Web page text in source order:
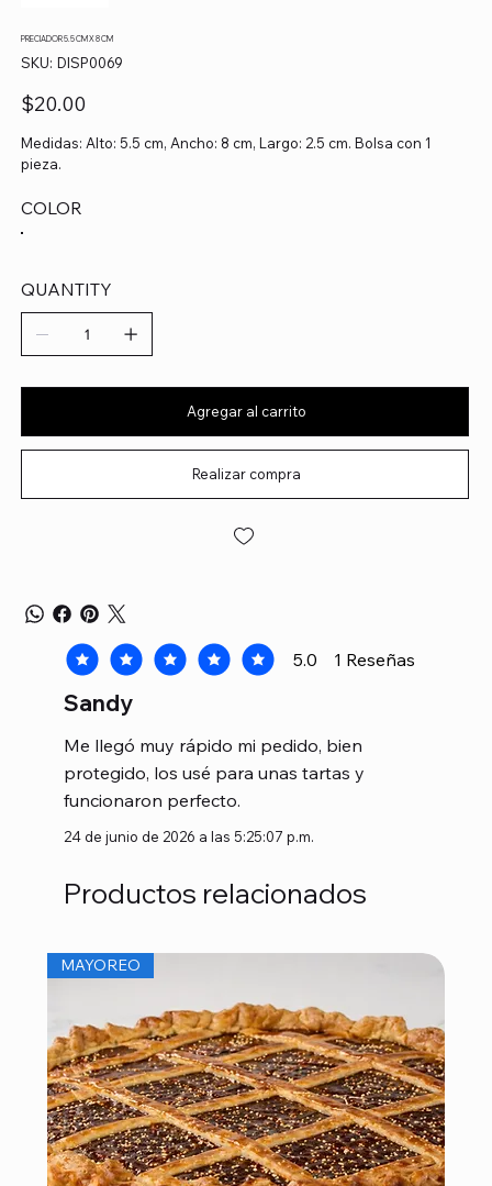
PRECIADOR 5.5 CM X 8 CM
SKU: SKU
DISP0069
DISP0069
Precio
$20.00
Medidas: Alto: 5.5 cm, Ancho: 8 cm, Largo: 2.5 cm. Bolsa con 1
pieza.
COLOR
QUANTITY
Agregar al carrito
Realizar compra
5.0 1 Reseñas
la calificación promedio es 5 de 5, basada en 1
Sandy
Me llegó muy rápido mi pedido, bien
protegido, los usé para unas tartas y
funcionaron perfecto.
24 de junio de 2026 a las 5:25:07 p.m.
Productos relacionados
MAYOREO